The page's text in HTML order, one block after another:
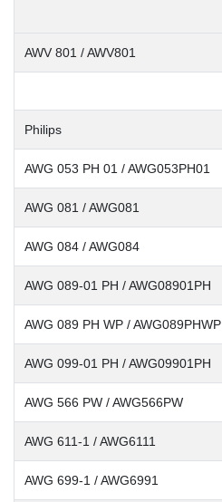
AWV 801 / AWV801
Philips
AWG 053 PH 01 / AWG053PH01
AWG 081 / AWG081
AWG 084 / AWG084
AWG 089-01 PH / AWG08901PH
AWG 089 PH WP / AWG089PHWP
AWG 099-01 PH / AWG09901PH
AWG 566 PW / AWG566PW
AWG 611-1 / AWG6111
AWG 699-1 / AWG6991